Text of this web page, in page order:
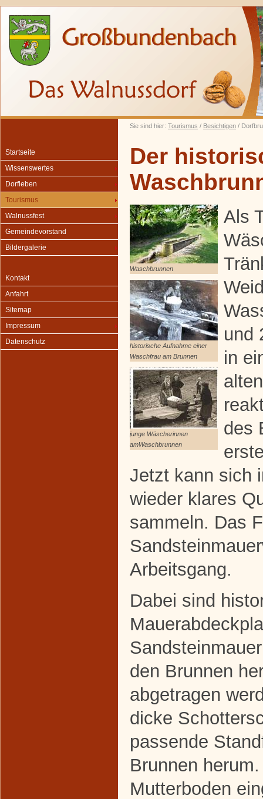
Sie sind hier: Tourismus / Besichtigen /
Startseite
Wissenswertes
Dorfleben
Tourismus
Walnussfest
Gemeindevorstand
Bildergalerie
Kontakt
Anfahrt
Sitemap
Impressum
Datenschutz
Der
Waschbrunnen
historische Aufnahme einer
Waschfrau am Brunnen
junge Wäscherinnen
amWaschbrunnen
Als
und
in
des
Jetzt kann sich
wieder klares
sammeln. Das
Arbeitsgang.
Dabei sind
den Brunnen
abgetragen
dicke
passende
Brunnen
Mutterboden